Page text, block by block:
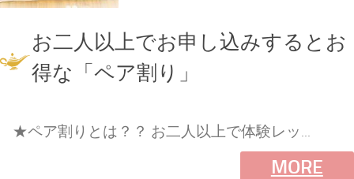
お二人以上でお申し込みするとお
得な「ペア割り」
★ペア割りとは？？ お二人以上で体験レッ...
MORE